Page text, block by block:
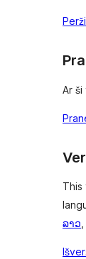
Ar ši
This
ລາວ